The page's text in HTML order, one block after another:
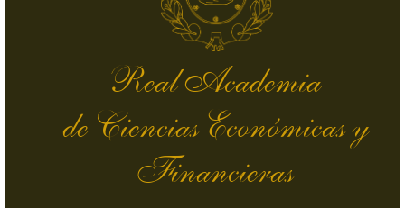
Real Academia
de Ciencias Económicas y
Financieras